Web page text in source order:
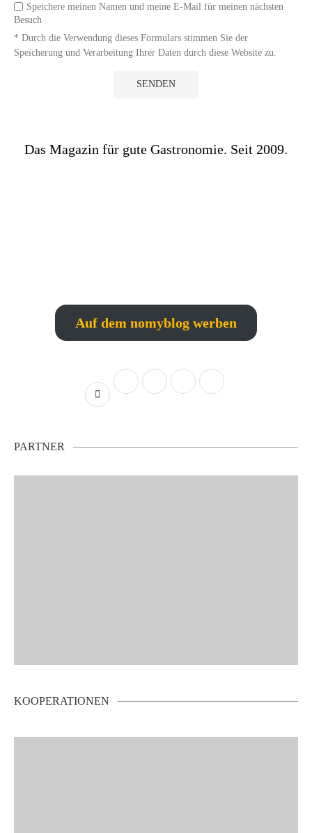
Speichere meinen Namen und meine E-Mail für meinen nächsten
Besuch
* Durch die Verwendung dieses Formulars stimmen Sie der
Speicherung und Verarbeitung Ihrer Daten durch diese Website zu.
Das Magazin für gute Gastronomie. Seit 2009.
Auf dem nomyblog werben
PARTNER
KOOPERATIONEN